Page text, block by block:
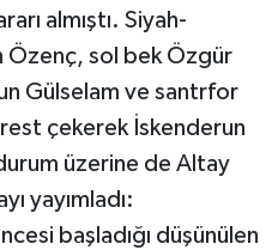
almıştı. Siyah-
Özenç, sol bek Özgür
Gülselam ve santrfor
çekerek İskenderun
üzerine de Altay
yayımladı:
başladığı düşünülen